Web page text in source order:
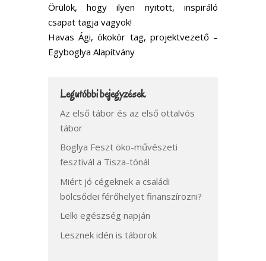
Örülök, hogy ilyen nyitott, inspiráló
csapat tagja vagyok!
Havas Ági, ökokör tag, projektvezető –
Egyboglya Alapítvány
Legutóbbi bejegyzések
Az első tábor és az első ottalvós
tábor
Boglya Feszt öko-művészeti
fesztivál a Tisza-tónál
Miért jó cégeknek a családi
bölcsődei férőhelyet finanszírozni?
Lelki egészség napján
Lesznek idén is táborok